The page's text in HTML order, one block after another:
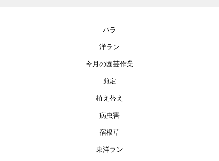
バラ
洋ラン
今月の園芸作業
剪定
植え替え
病虫害
宿根草
東洋ラン